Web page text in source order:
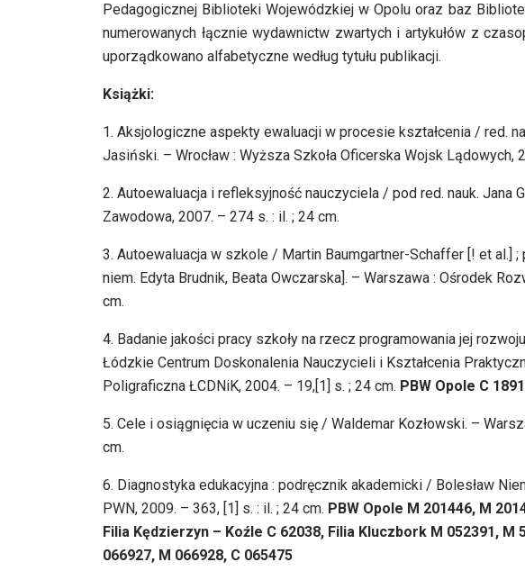
Pedagogicznej Biblioteki Wojewódzkiej w Opolu oraz baz
numerowanych łącznie wydawnictw zwartych i artykułów z
uporządkowano alfabetyczne według tytułu publikacji.
Książki:
1. Aksjologiczne aspekty ewaluacji w procesie kształcenia / red.
Jasiński. – Wrocław : Wyższa Szkoła Oficerska Wojsk Lądowych,
2. Autoewaluacja i refleksyjność nauczyciela / pod red. nauk.
Zawodowa, 2007. – 274 s. : il. ; 24 cm.
3. Autoewaluacja w szkole / Martin Baumgartner-Schaffer [! et al.]
niem. Edyta Brudnik, Beata Owczarska]. – Warszawa : Ośrodek
cm.
4. Badanie jakości pracy szkoły na rzecz programowania jej
Łódzkie Centrum Doskonalenia Nauczycieli i Kształcenia
Poligraficzna ŁCDNiK, 2004. – 19,[1] s. ; 24 cm. PBW Opole C
5. Cele i osiągnięcia w uczeniu się / Waldemar Kozłowski. –
cm.
6. Diagnostyka edukacyjna : podręcznik akademicki / Bolesław
PWN, 2009. – 363, [1] s. : il. ; 24 cm. PBW Opole M 201446, M
Filia Kędzierzyn – Koźle C 62038, Filia Kluczbork M 052391, M
066927, M 066928, C 065475